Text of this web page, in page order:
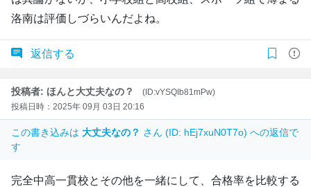
洛南は評価しづらいんだよね。
返信する
投稿者: ほんと大丈夫なの？
(ID:vYSQIb81mPw)
投稿日時：2025年 09月 03日 20:16
この書き込みは 大丈夫なの？ さん (ID: hEj7xuN0T7o) への返信で
す
完全中高一貫校とその他を一緒にして、合格率を比較する